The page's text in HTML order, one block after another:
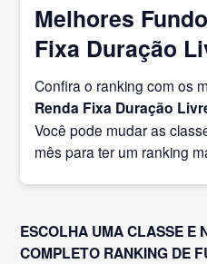
Melhores
Fixa Duração
Confira o ranking com os
Renda Fixa Duração
Você pode mudar as
mês para ter um ranking
ESCOLHA UMA CLASSE E
COMPLETO RANKING DE